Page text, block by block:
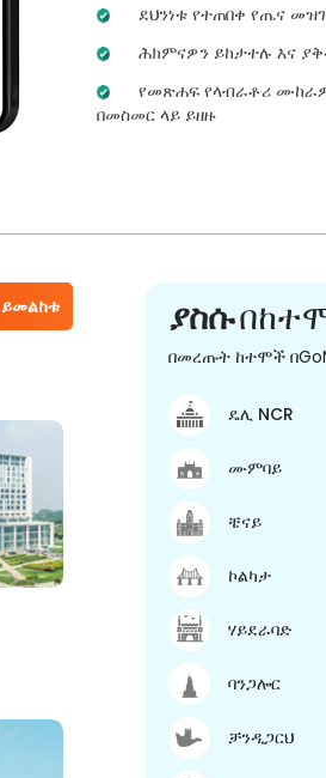
ደህንነቱ የተጠበቀ የጤና
ሕክምናዎን ይከታተሉ እና
የመጽሐፍ የላብራቶሪ
በመስመር ላይ ይዘዙ
ያስሱ
በመረጡት ከተሞች
ዴሊ NCR
ሙምባይ
ቼናይ
ኮልካታ
ሃይደራባድ
ባንጋሎር
ቻንዲጋርህ